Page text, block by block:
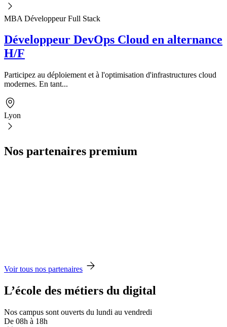
MBA Développeur Full Stack
Développeur DevOps Cloud en alternance
H/F
Participez au déploiement et à l'optimisation d'infrastructures cloud
modernes. En tant...
Lyon
Nos partenaires premium
Voir tous nos partenaires
L’école des métiers du digital
Nos campus sont ouverts du lundi au vendredi
De 08h à 18h